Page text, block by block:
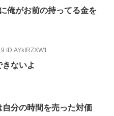
俺がお前の持ってる金を
ID:AYkIRZXW1
ないよ
分の時間を売った対価